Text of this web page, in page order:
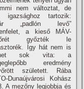
nem változtat, de
igazsághoz tartozik:
„padlón levő”
a kieső MÁV-
győzték le
Így hát nem is
sok vita: a
eredmény
született. Rába
Dunaújvárosi Kohász
A mezőny legjobbja és